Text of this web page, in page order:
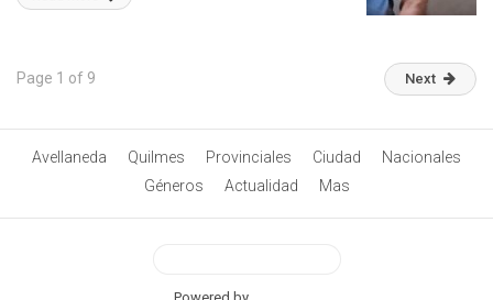
Page 1 of 9 Next
Avellaneda Quilmes Provinciales Ciudad
Nacionales
Géneros
Actualidad Mas